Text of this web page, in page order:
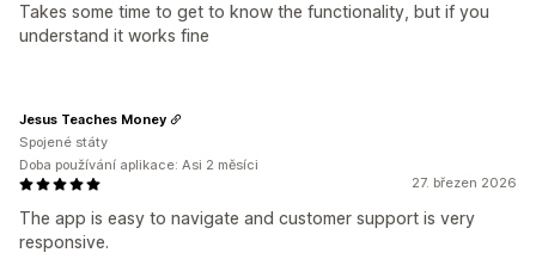
Takes some time to get to know the functionality, but if you
understand it works fine
27. březen 2026
The app is easy to navigate and customer support is very
responsive.
Jesus Teaches Money
Spojené státy
Doba používání aplikace: Asi 2 měsíci